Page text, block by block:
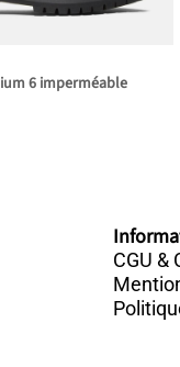
6 imperméable
CGU &